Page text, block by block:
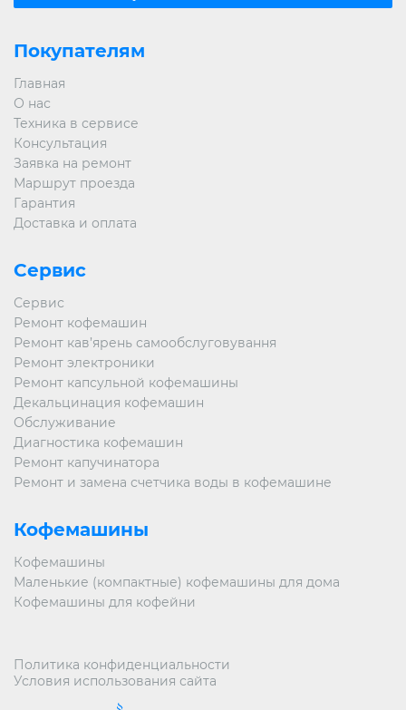
Покупателям
Главная
О нас
Техника в сервисе
Консультация
Заявка на ремонт
Маршрут проезда
Гарантия
Доставка и оплата
Сервис
Сервис
Ремонт кофемашин
Ремонт кав’ярень самообслуговування
Ремонт электроники
Ремонт капсульной кофемашины
Декальцинация кофемашин
Обслуживание
Диагностика кофемашин
Ремонт капучинатора
Ремонт и замена счетчика воды в кофемашине
Кофемашины
Кофемашины
Маленькие (компактные) кофемашины для дома
Кофемашины для кофейни
Политика конфиденциальности
Условия использования сайта